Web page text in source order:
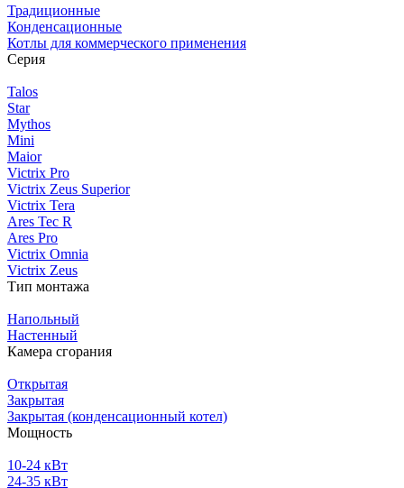
Традиционные
Конденсационные
Котлы для коммерческого применения
Серия
Talos
Star
Mythos
Mini
Maior
Victrix Pro
Victrix Zeus Superior
Victrix Tera
Ares Tec R
Ares Pro
Victrix Omnia
Victrix Zeus
Тип монтажа
Напольный
Настенный
Камера сгорания
Открытая
Закрытая
Закрытая (конденсационный котел)
Мощность
10-24 кВт
24-35 кВт